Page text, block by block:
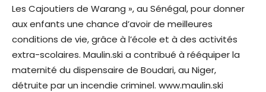
Les Cajoutiers de Warang », au Sénégal, pour donner
aux enfants une chance d’avoir de meilleures
conditions de vie, grâce à l’école et à des activités
extra-scolaires. Maulin.ski a contribué à rééquiper la
maternité du dispensaire de Boudari, au Niger,
détruite par un incendie criminel. www.maulin.ski